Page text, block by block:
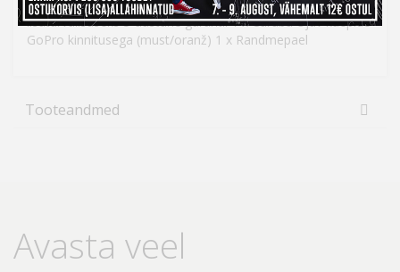
Silmatorkav värv Pehme käepide Randmepael
lisaturvalisuseks 3-aastane garantii 1 x Caruba Ujuv käepide
GoPro kinnitusega (must/oranž) 1 x Randmepael
Tooteandmed
Avasta veel